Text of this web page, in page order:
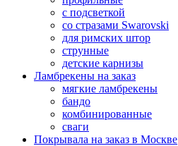
с подсветкой
со стразами Swarovski
для римских штор
струнные
детские карнизы
Ламбрекены на заказ
мягкие ламбрекены
бандо
комбинированные
сваги
Покрывала на заказ в Москве